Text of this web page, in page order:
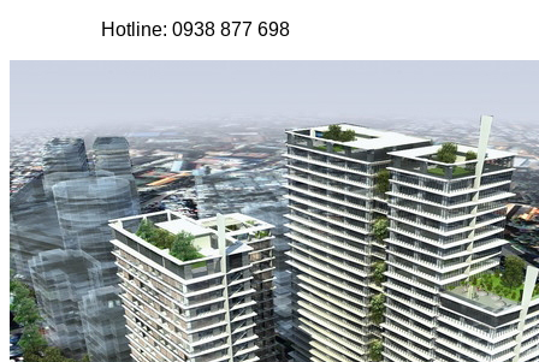
Hotline: 0938 877 698